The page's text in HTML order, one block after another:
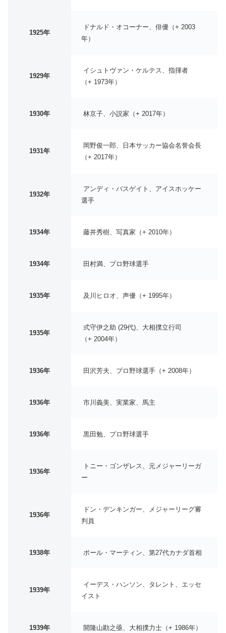
1925年
ドナルド・オコーナー、俳優（+ 2003
年）
1929年
イシュトヴァン・ケルテス、指揮者
（+ 1973年）
1930年 林京子、小説家（+ 2017年）
1931年
岡野俊一郎、日本サッカー協会名誉会長
（+ 2017年）
1932年
アンディ・バスゲイト、アイスホッケー
選手
1934年 藤井秀樹、写真家（+ 2010年）
1934年 田村満、プロ野球選手
1935年 及川ヒロオ、声優（+ 1995年）
1935年
式守伊之助 (29代)、大相撲立行司
（+ 2004年）
1936年 田沢芳夫、プロ野球選手（+ 2008年）
1936年 市川義美、実業家、馬主
1936年 黒田勉、プロ野球選手
1936年
トニー・ゴンザレス、元メジャーリーガ
ー
1936年
ドン・デンキンガー、メジャーリーグ審
判員
1938年 ポール・マーティン、第27代カナダ首相
1939年
イーデス・ハンソン、タレント、エッセ
イスト
1939年 開隆山勘之亟、大相撲力士（+ 1986年）